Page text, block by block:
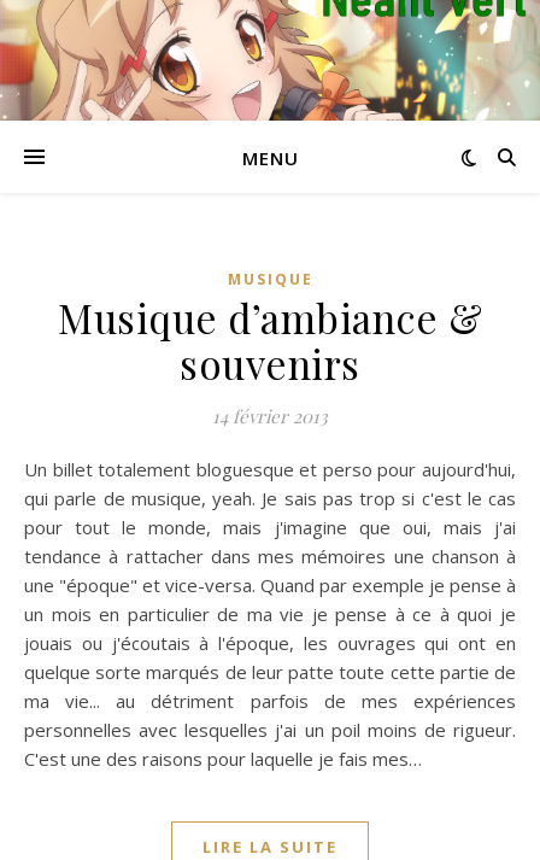
MENU
MUSIQUE
Musique d’ambiance &
souvenirs
14 février 2013
Un billet totalement bloguesque et perso pour aujourd'hui,
qui parle de musique, yeah. Je sais pas trop si c'est le cas
pour tout le monde, mais j'imagine que oui, mais j'ai
tendance à rattacher dans mes mémoires une chanson à
une "époque" et vice-versa. Quand par exemple je pense à
un mois en particulier de ma vie je pense à ce à quoi je
jouais ou j'écoutais à l'époque, les ouvrages qui ont en
quelque sorte marqués de leur patte toute cette partie de
ma vie... au détriment parfois de mes expériences
personnelles avec lesquelles j'ai un poil moins de rigueur.
C'est une des raisons pour laquelle je fais mes…
LIRE LA SUITE